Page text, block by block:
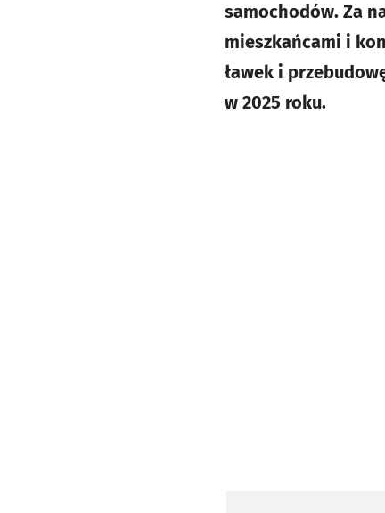
samochodów. Za
mieszkańcami i
ławek i
w 2025 roku.